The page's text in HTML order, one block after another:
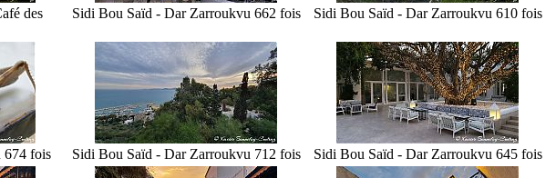
des
Sidi Bou Saïd - Dar Zarroukvu 662 fois Sidi Bou Saïd - Dar Zarroukvu 610 fois
674 fois Sidi Bou Saïd - Dar Zarroukvu 712 fois Sidi Bou Saïd - Dar Zarroukvu 645 fois